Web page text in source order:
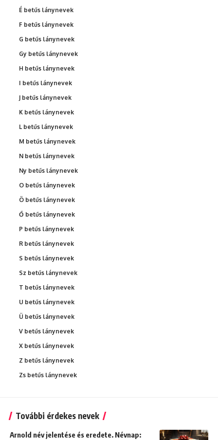
É betűs lánynevek
F betűs lánynevek
G betűs lánynevek
Gy betűs lánynevek
H betűs lánynevek
I betűs lánynevek
J betűs lánynevek
K betűs lánynevek
L betűs lánynevek
M betűs lánynevek
N betűs lánynevek
Ny betűs lánynevek
O betűs lánynevek
Ö betűs lánynevek
Ő betűs lánynevek
P betűs lánynevek
R betűs lánynevek
S betűs lánynevek
Sz betűs lánynevek
T betűs lánynevek
U betűs lánynevek
Ü betűs lánynevek
V betűs lánynevek
X betűs lánynevek
Z betűs lánynevek
Zs betűs lánynevek
További érdekes nevek
Arnold név jelentése és eredete. Névnap: